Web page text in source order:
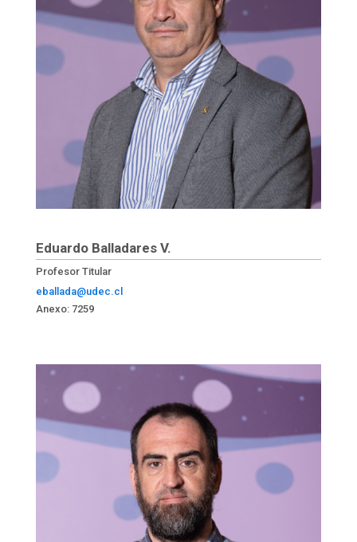
Eduardo Balladares V.
Profesor Titular
eballada@udec.cl
Anexo: 7259